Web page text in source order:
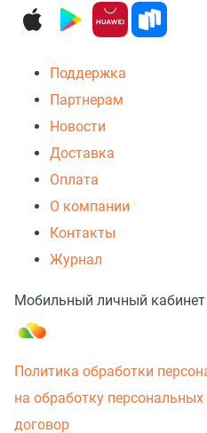
Поддержка
Партнерам
Новости
Доставка
Оплата
О компании
Контакты
Журнал
Мобильный личный кабинет
Политика обработки
на обработку
договор